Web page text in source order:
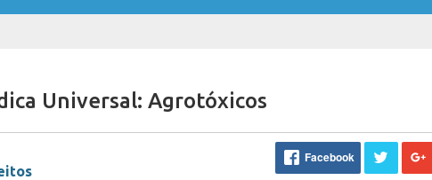
Universal: Agrotóxicos
Facebook